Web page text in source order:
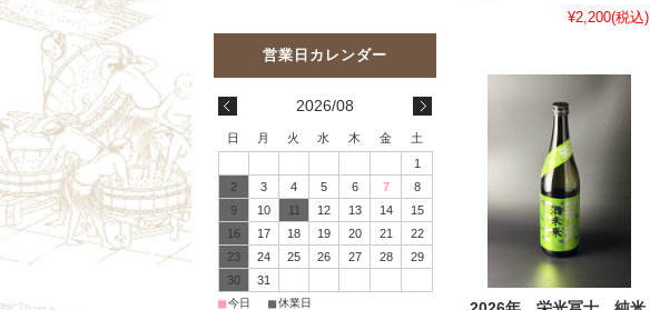
¥2,200(税込)
2026/08
日 月 火 水 木 金
土
1
2
3 4 5 6 7
8
9
10 11 12 13 14
15
16
17 18 19 20 21
22
23
24 25 26 27 28
29
30
31
■今日 ■休業日